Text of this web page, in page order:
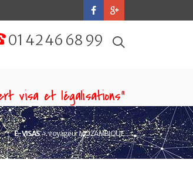
01 42 46 68 99
visa et légalisations”
E-VISAS voyageur MOZAMBIQUE